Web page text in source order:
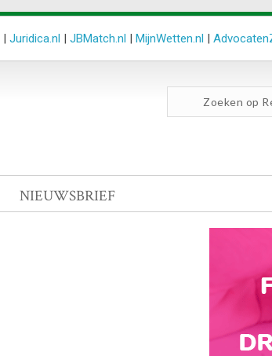
| Juridica.nl | JBMatch.nl | MijnWetten.nl |
NIEUWSBRIEF